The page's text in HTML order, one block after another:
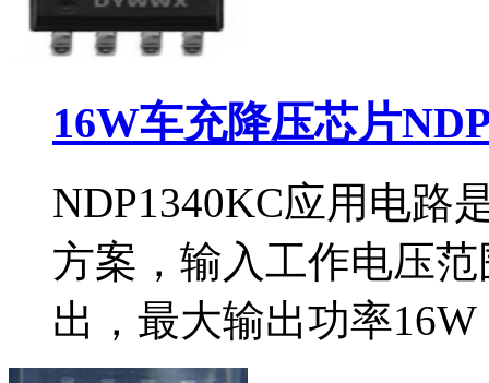
16W车充降压芯片
NDP1340KC应用电路
方案，输入工作电压
出，最大输出功率